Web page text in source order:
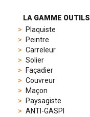
sporty
chronographs
elegant
watches.
model
LA GAMME OUTILS
Plaquiste
Peintre
Carreleur
Solier
Façadier
Couvreur
Maçon
Paysagiste
ANTI-GASPI